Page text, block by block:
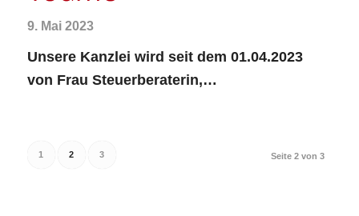
9. Mai 2023
Unsere Kanzlei wird seit dem 01.04.2023
von Frau Steuerberaterin,…
Seite 2 von 3
1 2 3